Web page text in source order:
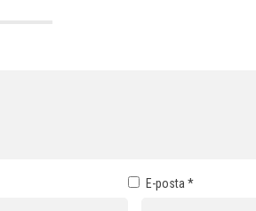
E-posta *